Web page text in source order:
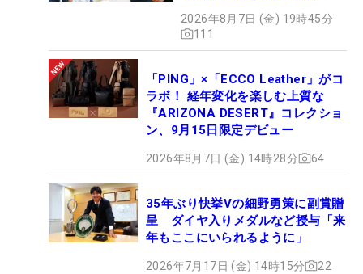
2026年8月7日 (金) 19時45分
111
「PING」×「ECCO Leather」がコ
ラボ！ 経年変化を楽しむ上質な
『ARIZONA DESERT』コレクショ
ン、9月15日限定デビュー
2026年8月7日 (金) 14時28分 64
35年ぶり快挙Vの細野勇策に副賞贈
呈 ダイヤ入りメダルなど授与「来
年もここにいられるように」
2026年7月17日 (金) 14時15分 22